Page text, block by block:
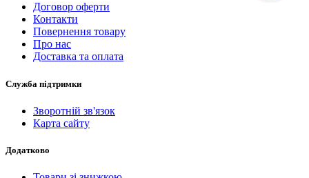
Договор оферти
Контакти
Повернення товару
Про нас
Доставка та оплата
Служба підтримки
Зворотній зв'язок
Карта сайту
Додатково